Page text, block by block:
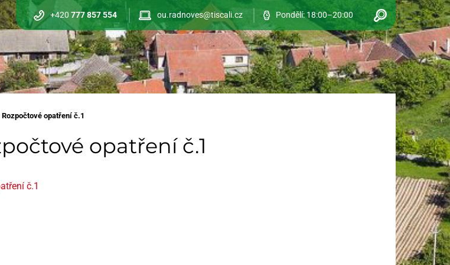
+420 777 857 554 ou.radnoves@tiscali.cz Pondělí: 18:00–20:00
Rozpočtové opatření č.1
opatření č.1
č.1